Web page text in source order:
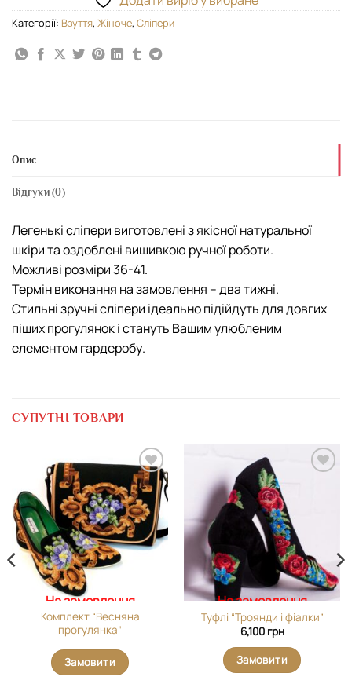
Категорії: Взуття, Жіноче, Сліпери
Опис
Відгуки (0)
Легенькі сліпери виготовлені з якісної натуральної
шкіри та оздоблені вишивкою ручної роботи.
Можливі розміри 36-41.
Термін виконання на замовлення – два тижні.
Стильні зручні сліпери ідеально підійдуть для довгих
піших прогулянок і стануть Вашим улюбленим
елементом гардеробу.
СУПУТНІ ТОВАРИ
Додати
виріб у
вибране
На замовлення
Комплект “Весняна
прогулянка”
Замовити
На замовлення
Туфлі “Троянди і фіалки”
6,100 грн
Замовити